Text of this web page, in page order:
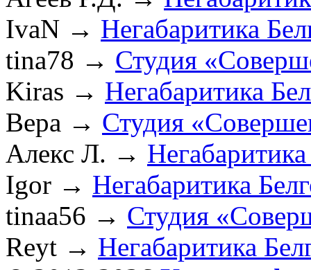
IvaN → Негабаритика
tina78 → Студия
Kiras → Негабаритика
Вера → Студия
Алекс Л. →
Igor → Негабаритика
tinaa56 → Студия
Reyt → Негабаритика